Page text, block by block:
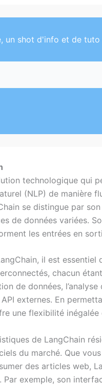
un shot d'info et de
technologique qui
(NLP) de manière
se distingue par
de données variées.
les entrées en
il est essentiel
chacun
de données,
externes. En
une flexibilité
de LangChain
du marché. Que
des articles web,
Par exemple, son